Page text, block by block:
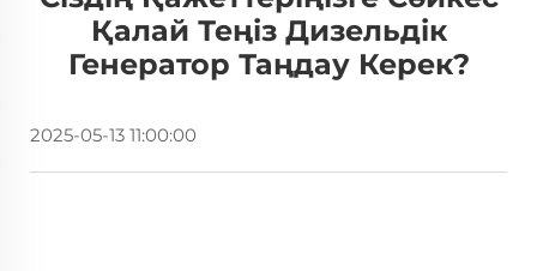
Қалай Теңіз Дизельдік
Генератор Таңдау Керек?
2025-05-13 11:00:00